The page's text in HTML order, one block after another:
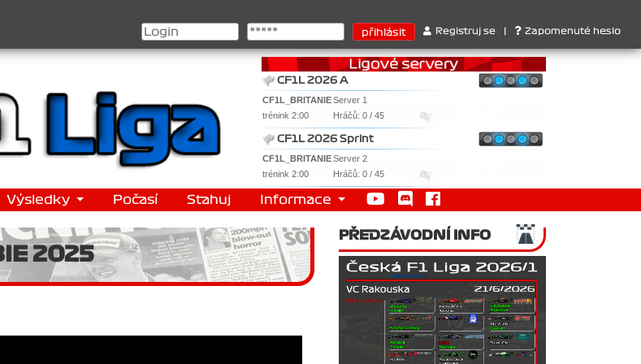
Jan Nováček , 3. Jakub Chmelík , Pohár konstruktérů : 1. Ferrari . 2. Williams , 3. RedBull ..... SprintCup - 1. Jan
Registruj se Zapomenuté heslo
CF1L 2026 A
CF1L_BRITANIEServer 1
trénink 2:00
Hráčů: 0 / 45
CF1L 2026 Sprint
CF1L_BRITANIEServer 2
trénink 2:00
Hráčů: 0 / 45
Výsledky Počasí Stahuj Informace
2025
PŘEDZÁVODNÍ INFO